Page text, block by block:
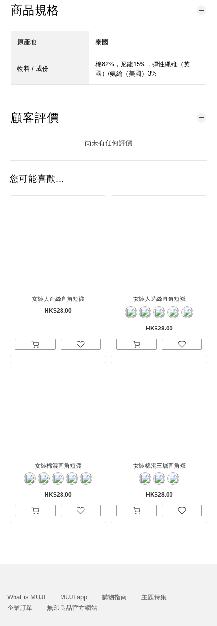
商品規格
原產地 泰國
物料 / 成份
棉82%，尼龍15%，彈性纖維（英
國）/氨綸（美國）3%
顧客評價
尚未有任何評價
您可能喜歡...
女裝人造絲直角短襪
HK$28.00
女裝人造絲直角短襪
HK$28.00
女裝棉混直角短襪
HK$28.00
女裝棉混三層直角襪
HK$28.00
What is MUJI MUJI app 購物指南
主題特集
企業訂單
無印良品官方網站